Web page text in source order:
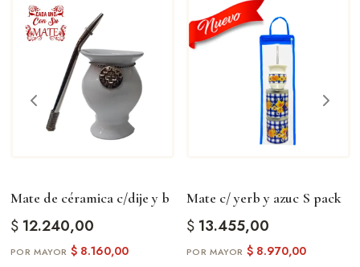
Mate de céramica c/dije y b
$12.240,00
$8.160,00
Mate c/ yerb y azuc S pack
$13.455,00
$8.970,00